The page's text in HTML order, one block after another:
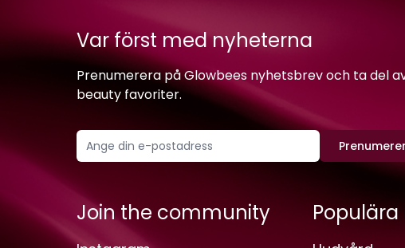
Var först med nyheterna
Prenumerera på Glowbees nyhetsbrev och ta del
beauty favoriter.
Join the community